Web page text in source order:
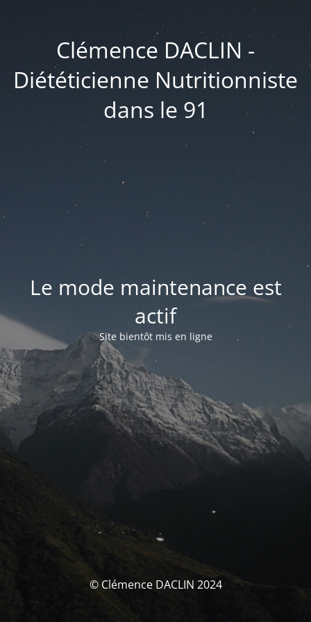
Clémence DACLIN -
Diététicienne Nutritionniste
dans le 91
Le mode maintenance est
actif
Site bientôt mis en ligne
© Clémence DACLIN 2024